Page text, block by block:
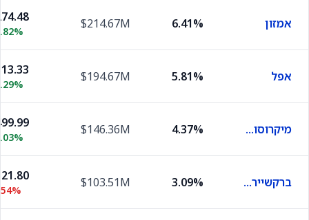
אמזון 6.41%
$214.67M
אפל 5.81%
$194.67M
מיקרוסופט 4.37%
$146.36M
ברקשייר הת'אווי בי 3.09%
$103.51M